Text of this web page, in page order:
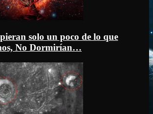
solo un poco de lo que
No Dormirían…